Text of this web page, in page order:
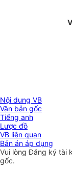
Nội dung VB
Văn bản gốc
Tiếng anh
Lược đồ
VB liên quan
Bản án áp dụng
Vui lòngĐăng ký tài
gốc.